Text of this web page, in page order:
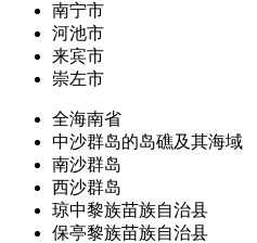
南宁市
河池市
来宾市
崇左市
全海南省
中沙群岛的岛礁及其海域
南沙群岛
西沙群岛
琼中黎族苗族自治县
保亭黎族苗族自治县